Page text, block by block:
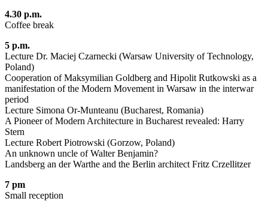
4.30 p.m.
Coffee break
5 p.m.
Lecture Dr. Maciej Czarnecki (Warsaw University of Technology,
Poland)
Cooperation of Maksymilian Goldberg and Hipolit Rutkowski as a
manifestation of the Modern Movement in Warsaw in the interwar
period
Lecture Simona Or-Munteanu (Bucharest, Romania)
A Pioneer of Modern Architecture in Bucharest revealed: Harry
Stern
Lecture Robert Piotrowski (Gorzow, Poland)
An unknown uncle of Walter Benjamin?
Landsberg an der Warthe and the Berlin architect Fritz Crzellitzer
7 pm
Small reception